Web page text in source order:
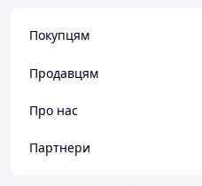
Покупцям
Продавцям
Про нас
Партнери